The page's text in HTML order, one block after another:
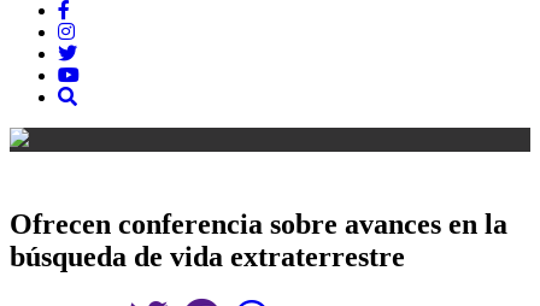
Ofrecen conferencia sobre avances en la
búsqueda de vida extraterrestre